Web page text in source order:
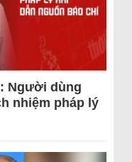
Người dùng
nhiệm pháp lý